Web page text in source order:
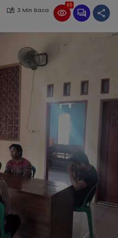
3 Min Baca
95